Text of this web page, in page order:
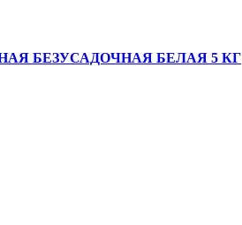
БЕЗУСАДОЧНАЯ БЕЛАЯ 5 КГ